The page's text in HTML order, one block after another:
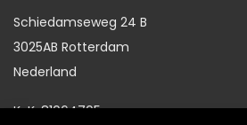
Schiedamseweg 24 B
3025AB Rotterdam
Nederland
KvK: 81064705